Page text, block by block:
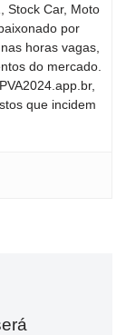
Stock Car, Moto
por
horas vagas,
do mercado.
que incidem